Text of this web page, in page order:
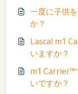
一度に子供
か？
Lascal m1
いますか？
m1 Carrier™
いですか？